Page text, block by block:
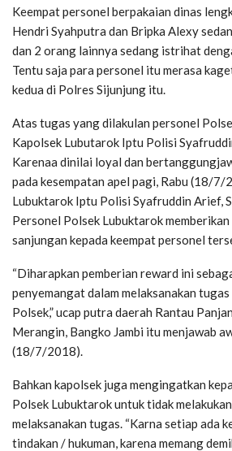
Keempat personel berpakaian dinas
Hendri Syahputra dan Bripka Alexy
dan 2 orang lainnya sedang istrihat
Tentu saja para personel itu merasa
kedua di Polres Sijunjung itu.
Atas tugas yang dilakulan personel
Kapolsek Lubutarok Iptu Polisi
Karenaa dinilai loyal dan
pada kesempatan apel pagi, Rabu (18/7/
Lubuktarok Iptu Polisi Syafruddin Arief,
Personel Polsek Lubuktarok memberikan
sanjungan kepada keempat personel
“Diharapkan pemberian reward ini
penyemangat dalam melaksanakan
Polsek,” ucap putra daerah Rantau
Merangin, Bangko Jambi itu menjawab
(18/7/2018).
Bahkan kapolsek juga mengingatkan
Polsek Lubuktarok untuk tidak
melaksanakan tugas. “Karna setiap ada
tindakan / hukuman, karena memang